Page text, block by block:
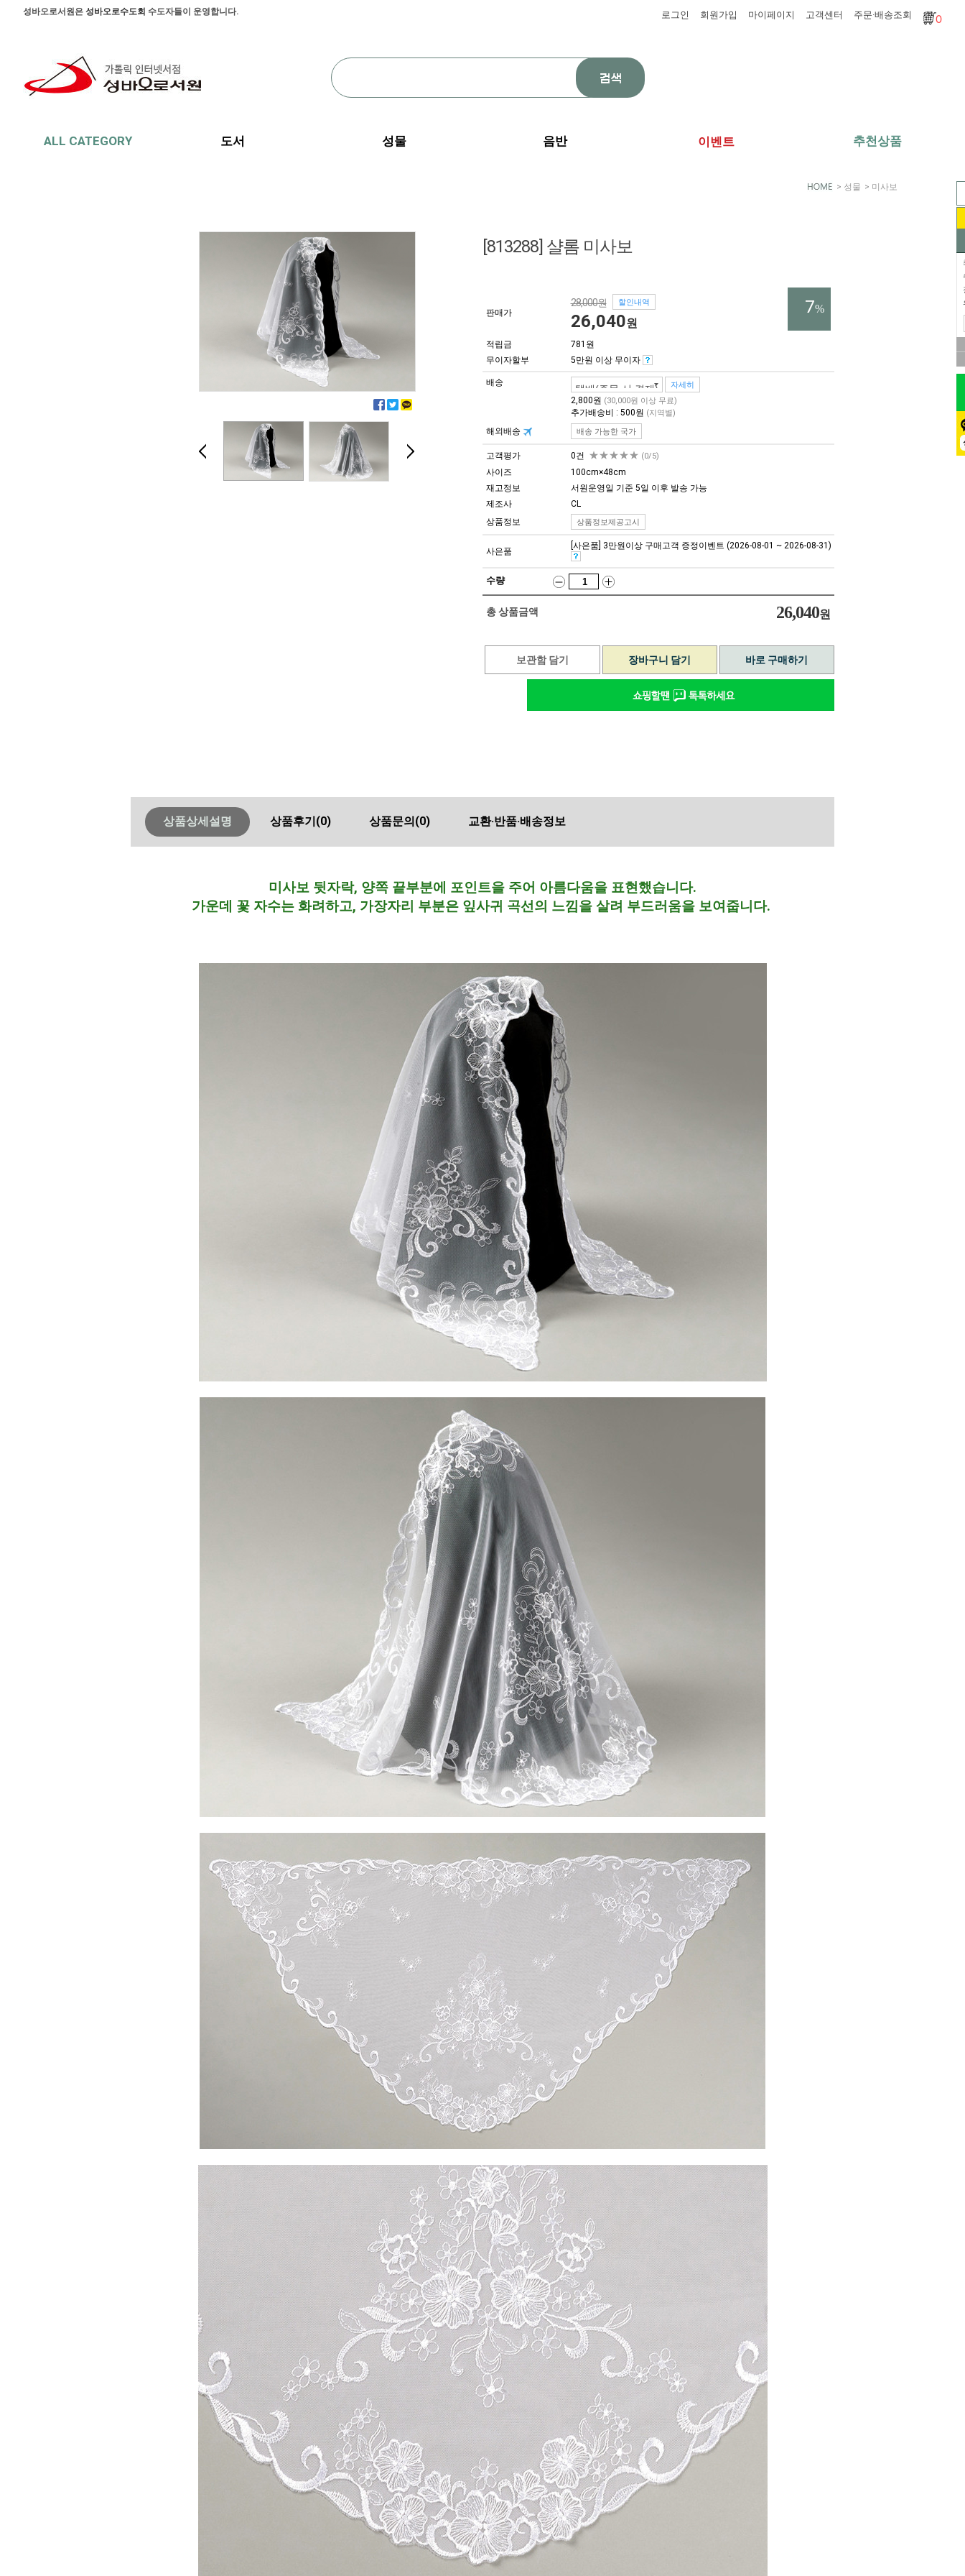
본문 바로가기
주메뉴 바로가기
사이드메뉴 바로가기
성바오로서원은 성바오로수도회 수도자들이 운영합니다. 로그인 회원가입 마이페이지 고객센터 주문·배송조회 0
ALL CATEGORY 도서 성물 음반 이벤트 추천상품
> 성물 > 미사보
[813288] 샬롬 미사보
7%
판매가
28,000원 할인내역
26,040원
적립금
781원
무이자할부
5만원 이상 무이자
배송 자세히
2,800원 (30,000원 이상 무료)
추가배송비 : 500원 (지역별)
해외배송 배송 가능한 국가
고객평가 0건 ★★★★★ (0/5)
사이즈
100cm×48cm
재고정보
서원운영일 기준 5일 이후 발송 가능
제조사
CL
상품정보
상품정보제공고시
사은품
[사은품] 3만원이상 구매고객 증정이벤트 (2026-08-01 ~ 2026-08-31)
수량
총 상품금액 26,040원
보관함 담기 장바구니 담기 바로 구매하기
상품상세설명 상품후기(0) 상품문의(0) 교환·반품·배송정보
미사보 뒷자락, 양쪽 끝부분에 포인트을 주어 아름다움을 표현했습니다.
가운데 꽃 자수는 화려하고, 가장자리 부분은 잎사귀 곡선의 느낌을 살려 부드러움을 보여줍니다.